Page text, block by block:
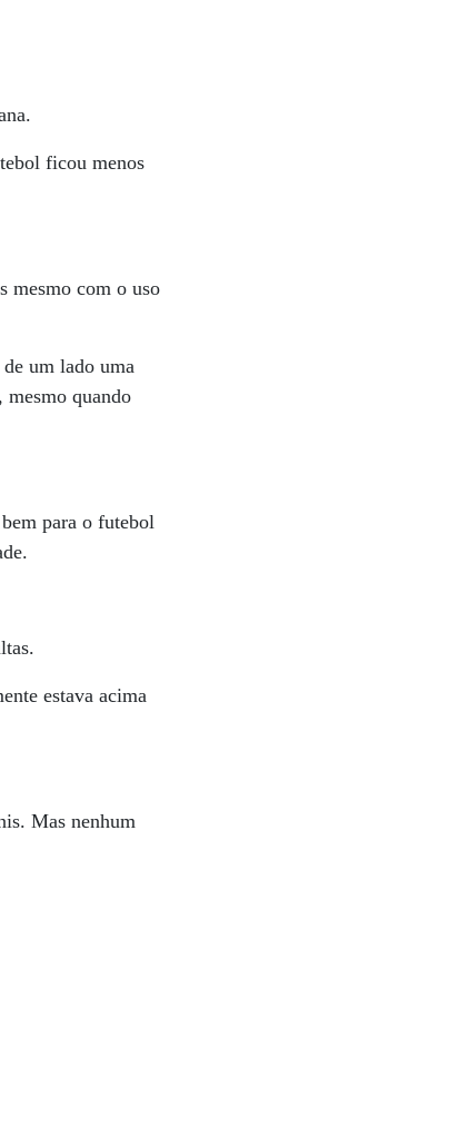
ficou menos
mesmo com o uso
um lado uma
quando
para o futebol
estava acima
Mas nenhum